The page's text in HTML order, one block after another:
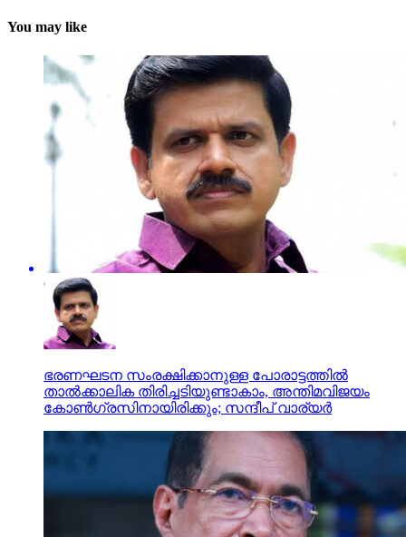
You may like
ഭരണഘടന സംരക്ഷിക്കാനുള്ള പോരാട്ടത്തില്‍
താല്‍ക്കാലിക തിരിച്ചടിയുണ്ടാകാം, അന്തിമവിജയം
കോണ്‍ഗ്രസിനായിരിക്കും; സന്ദീപ് വാര്യര്‍